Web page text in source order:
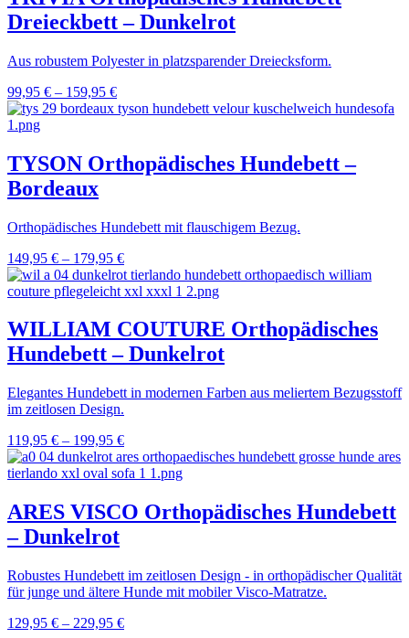
Dreieckbett – Dunkelrot
Aus robustem Polyester in platzsparender Dreiecksform.
99,95 € – 159,95 €
TYSON Orthopädisches Hundebett –
Bordeaux
Orthopädisches Hundebett mit flauschigem Bezug.
149,95 € – 179,95 €
WILLIAM COUTURE Orthopädisches
Hundebett – Dunkelrot
Elegantes Hundebett in modernen Farben aus meliertem Bezugsstoff
im zeitlosen Design.
119,95 € – 199,95 €
ARES VISCO Orthopädisches Hundebett
– Dunkelrot
Robustes Hundebett im zeitlosen Design - in orthopädischer Qualität
für junge und ältere Hunde mit mobiler Visco-Matratze.
129,95 € – 229,95 €